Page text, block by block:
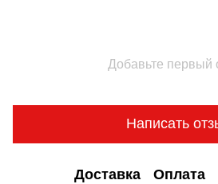
Добавьте первый
Написать
Доставка Оплата